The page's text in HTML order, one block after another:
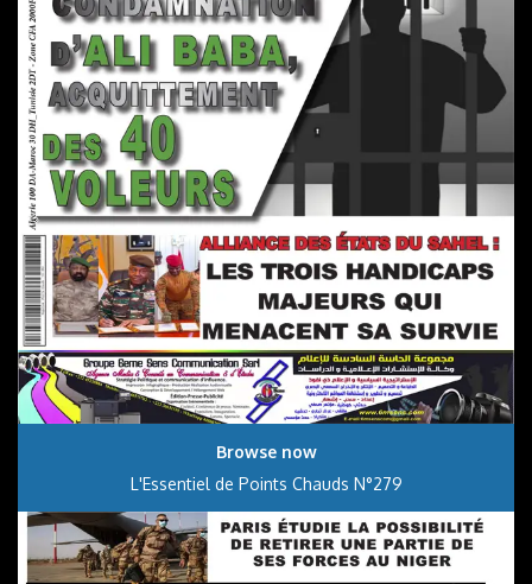
Browse now
L'Essentiel de Points Chauds N°279